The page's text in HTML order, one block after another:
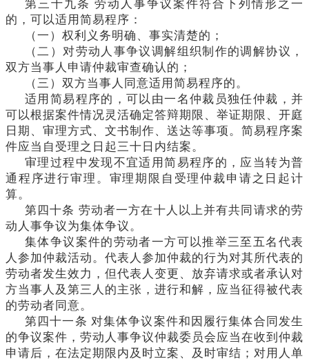
第三十九条 劳动人事争议案件符合下列情形之一
的，可以适用简易程序：
（一）权利义务明确、事实清楚的；
（二）对劳动人事争议调解组织制作的调解协议，
双方当事人申请仲裁审查确认的；
（三）双方当事人同意适用简易程序的。
适用简易程序的，可以由一名仲裁员独任仲裁，并
可以根据案件情况灵活确定答辩期限、举证期限、开庭
日期、审理方式、文书制作、送达等事项。简易程序案
件应当自受理之日起三十日内结案。
审理过程中发现不宜适用简易程序的，应当转为普
通程序进行审理。审理期限自受理仲裁申请之日起计
算。
第四十条 劳动者一方在十人以上并有共同请求的劳
动人事争议为集体争议。
集体争议案件的劳动者一方可以推举三至五名代表
人参加仲裁活动。代表人参加仲裁的行为对其所代表的
劳动者发生效力，但代表人变更、放弃请求或者承认对
方当事人及第三人的主张，进行和解，应当征得被代表
的劳动者同意。
第四十一条 对集体争议案件和因履行集体合同发生
的争议案件，劳动人事争议仲裁委员会应当在收到仲裁
申请后，在法定期限内及时立案、及时审结；对用人单